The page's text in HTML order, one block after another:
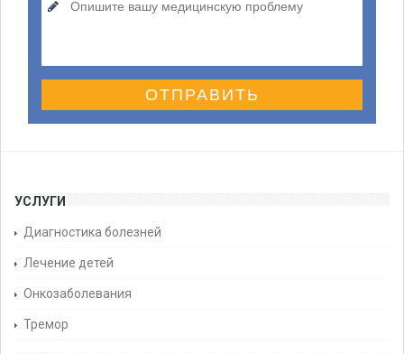
ОТПРАВИТЬ
УСЛУГИ
Диагностика болезней
Лечение детей
Онкозаболевания
Тремор